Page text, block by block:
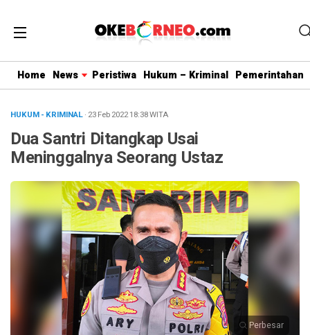
Home News Peristiwa Hukum – Kriminal Pemerintahan
HUKUM - KRIMINAL· 23 Feb 202218:38WITA
Dua Santri Ditangkap Usai
Meninggalnya Seorang Ustaz
Perbesar